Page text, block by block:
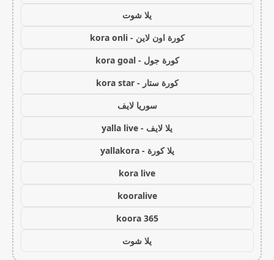
يلا شوت
كورة اون لاين - kora onli
كورة جول - kora goal
كورة ستار - kora star
سوريا لايف
يلا لايف - yalla live
يلا كورة - yallakora
kora live
kooralive
koora 365
يلا شوت